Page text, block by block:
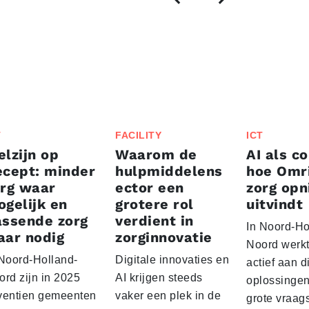
op
minder
waar
en
zorg
nodig
Holland-
zijn in 2025
gemeenten
FACILITY
Waarom de
hulpmiddelens
ector een
grotere rol
verdient in
zorginnovatie
Digitale innovaties en
AI krijgen steeds
vaker een plek in de
ICT
AI als
hoe
zorg
uitvindt
In Noord-
Noord
actief aan
grote